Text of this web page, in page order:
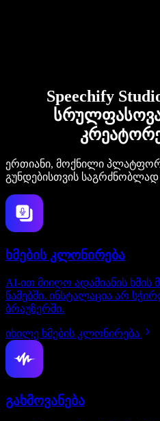
Speechify
ერთიანი, მოქნილი
გუნდებისთვის საგრძნობლად
ხმების კლონირება
AI-ით მიიღო ადამიანის
წამებში. ინსტალაცია არ
ბრაუზერში.
იხილე ხმების კლონირება
გახმოვანება